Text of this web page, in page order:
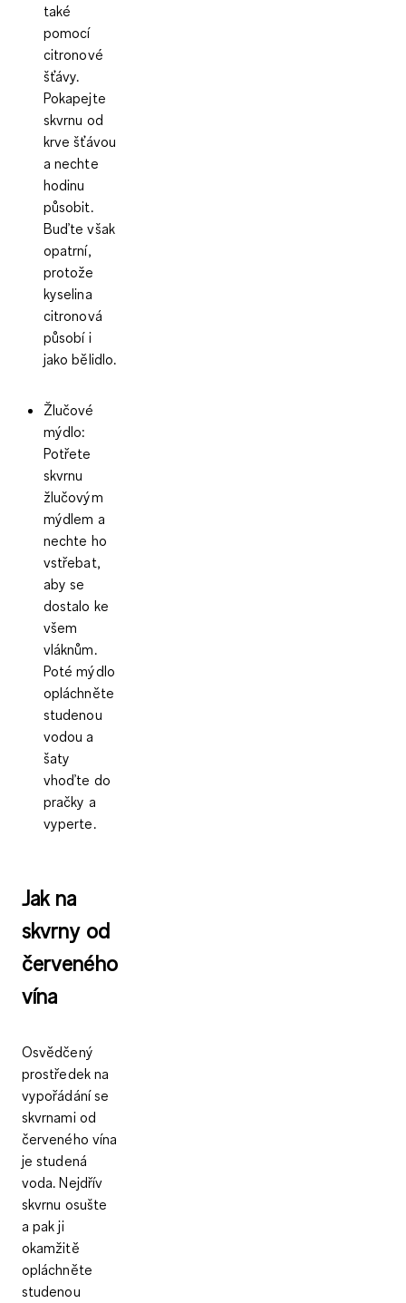
také
pomocí
citronové
šťávy.
Pokapejte
skvrnu od
krve šťávou
a nechte
hodinu
působit.
Buďte však
opatrní,
protože
kyselina
citronová
působí i
jako bělidlo.
Žlučové
mýdlo:
Potřete
skvrnu
žlučovým
mýdlem a
nechte ho
vstřebat,
aby se
dostalo ke
všem
vláknům.
Poté mýdlo
opláchněte
studenou
vodou a
šaty
vhoďte do
pračky a
vyperte.
Jak na
skvrny od
červeného
vína
Osvědčený
prostředek na
vypořádání se
skvrnami od
červeného vína
je studená
voda. Nejdřív
skvrnu osušte
a pak ji
okamžitě
opláchněte
studenou